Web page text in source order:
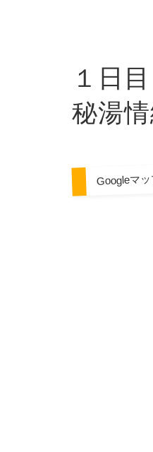
１日
秘湯情
Googleマ